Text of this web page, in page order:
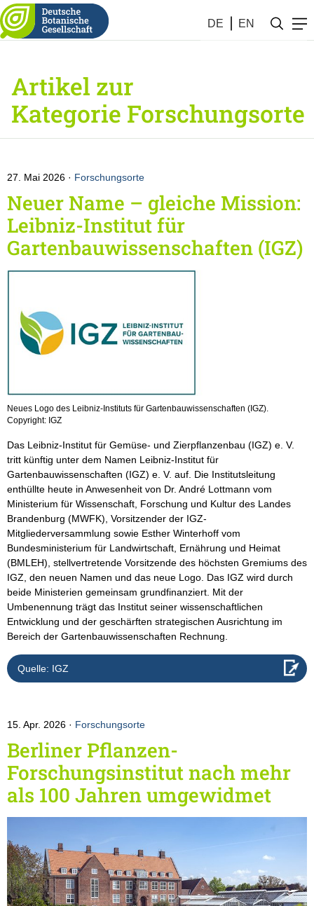
DE EN
Artikel zur
Kategorie Forschungsorte
27. Mai 2026 Forschungsorte
Neuer Name – gleiche Mission:
Leibniz-Institut für
Gartenbauwissenschaften (IGZ)
Neues Logo des Leibniz-Instituts für Gartenbauwissenschaften (IGZ).
Copyright: IGZ
Das Leibniz-Institut für Gemüse- und Zierpflanzenbau (IGZ) e. V.
tritt künftig unter dem Namen Leibniz-Institut für
Gartenbauwissenschaften (IGZ) e. V. auf. Die Institutsleitung
enthüllte heute in Anwesenheit von Dr. André Lottmann vom
Ministerium für Wissenschaft, Forschung und Kultur des Landes
Brandenburg (MWFK), Vorsitzender der IGZ-
Mitgliederversammlung sowie Esther Winterhoff vom
Bundesministerium für Landwirtschaft, Ernährung und Heimat
(BMLEH), stellvertretende Vorsitzende des höchsten Gremiums des
IGZ, den neuen Namen und das neue Logo. Das IGZ wird durch
beide Ministerien gemeinsam grundfinanziert. Mit der
Umbenennung trägt das Institut seiner wissenschaftlichen
Entwicklung und der geschärften strategischen Ausrichtung im
Bereich der Gartenbauwissenschaften Rechnung.
Quelle: IGZ
15. Apr. 2026 Forschungsorte
Berliner Pflanzen-
Forschungsinstitut nach mehr
als 100 Jahren umgewidmet